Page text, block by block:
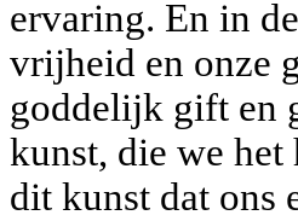
ervaring. En in
vrijheid en onze
goddelijk gift en
kunst, die we het
dit kunst dat ons